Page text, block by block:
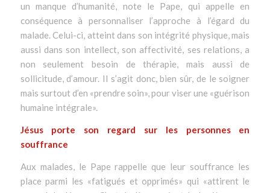
un manque d’humanité, note le Pape, qui appelle en
conséquence à personnaliser l’approche à l’égard du
malade. Celui-ci, atteint dans son intégrité physique, mais
aussi dans son intellect, son affectivité, ses relations, a
non seulement besoin de thérapie, mais aussi de
sollicitude, d’amour. Il s’agit donc, bien sûr, de le soigner
mais surtout d’en «prendre soin», pour viser une «guérison
humaine intégrale».
Jésus porte son regard sur les personnes en
souffrance
Aux malades, le Pape rappelle que leur souffrance les
place parmi les «fatigués et opprimés» qui «attirent le